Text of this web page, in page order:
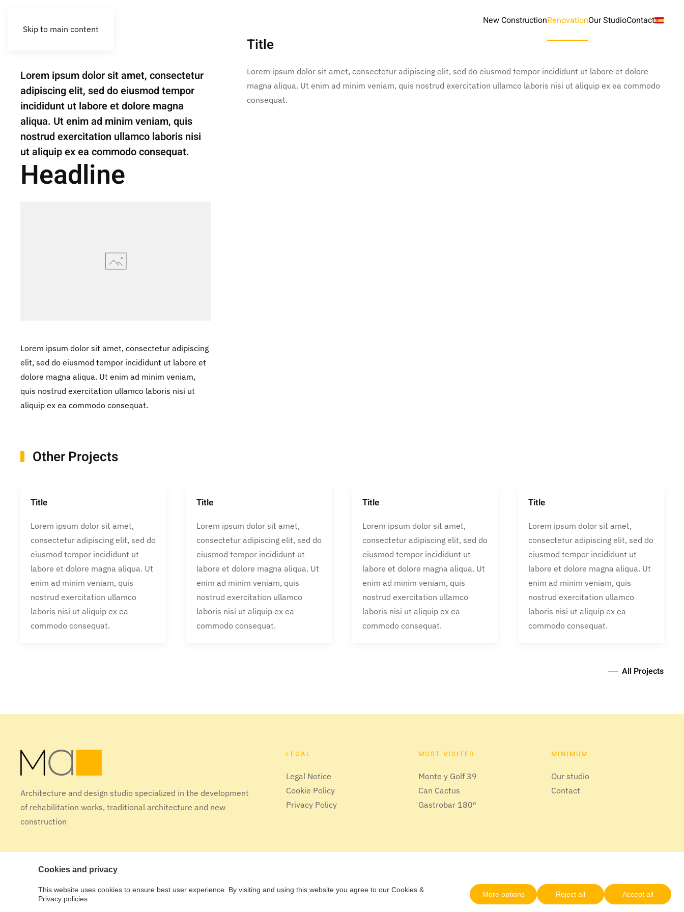
Skip to main content
New ConstructionRenovationOur StudioContact
Lorem ipsum dolor sit amet, consectetur
adipiscing elit, sed do eiusmod tempor
incididunt ut labore et dolore magna
aliqua. Ut enim ad minim veniam, quis
nostrud exercitation ullamco laboris nisi
ut aliquip ex ea commodo consequat.
Headline
Lorem ipsum dolor sit amet, consectetur adipiscing
elit, sed do eiusmod tempor incididunt ut labore et
dolore magna aliqua. Ut enim ad minim veniam,
quis nostrud exercitation ullamco laboris nisi ut
aliquip ex ea commodo consequat.
Title
Lorem ipsum dolor sit amet, consectetur adipiscing elit, sed do eiusmod tempor incididunt ut labore et dolore
magna aliqua. Ut enim ad minim veniam, quis nostrud exercitation ullamco laboris nisi ut aliquip ex ea commodo
consequat.
Other Projects
Title
Lorem ipsum dolor sit amet,
consectetur adipiscing elit, sed do
eiusmod tempor incididunt ut
labore et dolore magna aliqua. Ut
enim ad minim veniam, quis
nostrud exercitation ullamco
laboris nisi ut aliquip ex ea
commodo consequat.
Title
Lorem ipsum dolor sit amet,
consectetur adipiscing elit, sed do
eiusmod tempor incididunt ut
labore et dolore magna aliqua. Ut
enim ad minim veniam, quis
nostrud exercitation ullamco
laboris nisi ut aliquip ex ea
commodo consequat.
Title
Lorem ipsum dolor sit amet,
consectetur adipiscing elit, sed do
eiusmod tempor incididunt ut
labore et dolore magna aliqua. Ut
enim ad minim veniam, quis
nostrud exercitation ullamco
laboris nisi ut aliquip ex ea
commodo consequat.
Title
Lorem ipsum dolor sit amet,
consectetur adipiscing elit, sed do
eiusmod tempor incididunt ut
labore et dolore magna aliqua. Ut
enim ad minim veniam, quis
nostrud exercitation ullamco
laboris nisi ut aliquip ex ea
commodo consequat.
All Projects
Architecture and design studio specialized in the development
of rehabilitation works, traditional architecture and new
construction
LEGAL
Legal Notice
Cookie Policy
Privacy Policy
MOST VISITED
Monte y Golf 39
Can Cactus
Gastrobar 180º
MINIMUM
Our studio
Contact
Design tactic [studio]
Cookies and privacy
This website uses cookies to ensure best user experience. By visiting and using this website you agree to our Cookies &
Privacy policies.
More options Reject all Accept all